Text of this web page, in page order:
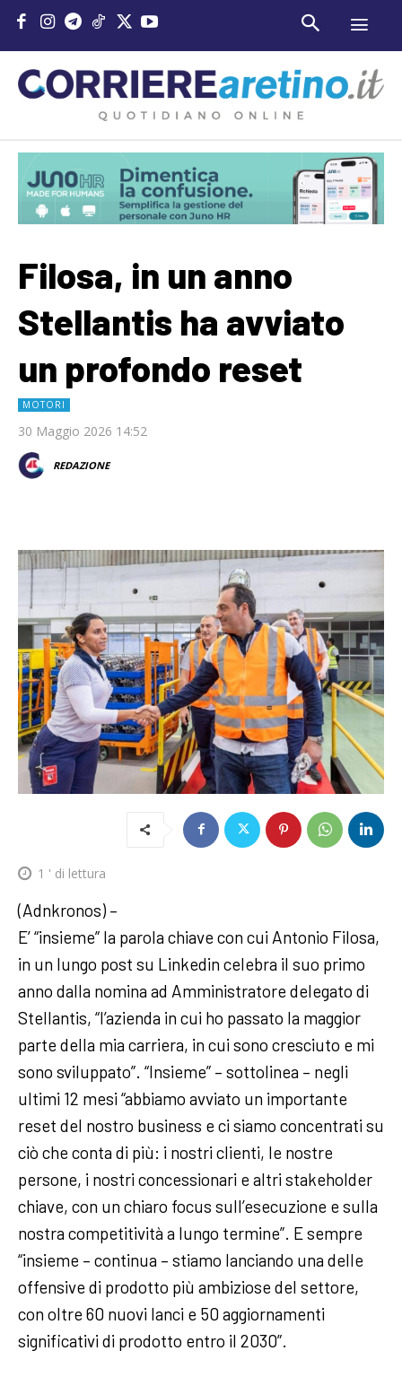
Filosa, in un anno
Stellantis ha avviato
un profondo reset
MOTORI
30 Maggio 2026 14:52
REDAZIONE
1 ' di lettura
(Adnkronos) –
E’ “insieme” la parola chiave con cui Antonio Filosa,
in un lungo post su Linkedin celebra il suo primo
anno dalla nomina ad Amministratore delegato di
Stellantis, “l’azienda in cui ho passato la maggior
parte della mia carriera, in cui sono cresciuto e mi
sono sviluppato”. “Insieme” – sottolinea – negli
ultimi 12 mesi “abbiamo avviato un importante
reset del nostro business e ci siamo concentrati su
ciò che conta di più: i nostri clienti, le nostre
persone, i nostri concessionari e altri stakeholder
chiave, con un chiaro focus sull’esecuzione e sulla
nostra competitività a lungo termine”. E sempre
“insieme – continua – stiamo lanciando una delle
offensive di prodotto più ambiziose del settore,
con oltre 60 nuovi lanci e 50 aggiornamenti
significativi di prodotto entro il 2030”.